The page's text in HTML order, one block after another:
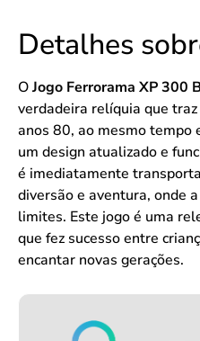
Detalhes
OJogo Ferrorama XP 300
verdadeira relíquia que
anos 80, ao mesmo tempo
um design atualizado e
é imediatamente
diversão e aventura, onde
limites. Este jogo é uma
que fez sucesso entre
encantar novas gerações.